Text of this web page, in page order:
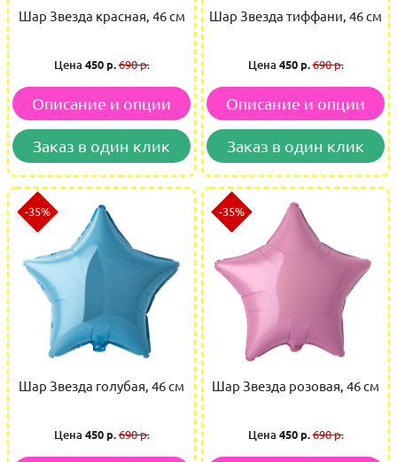
Шар Звезда красная, 46 см
Цена 450 р.690 р.
Описание и опции
Заказ в один клик
Шар Звезда тиффани, 46 см
Цена 450 р.690 р.
Описание и опции
Заказ в один клик
-35%
Шар Звезда голубая, 46 см
Цена 450 р.690 р.
-35%
Шар Звезда розовая, 46 см
Цена 450 р.690 р.